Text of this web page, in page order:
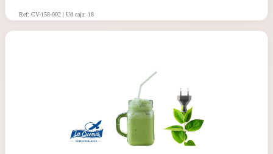
Ref: CV-158-002 | Ud caja: 18